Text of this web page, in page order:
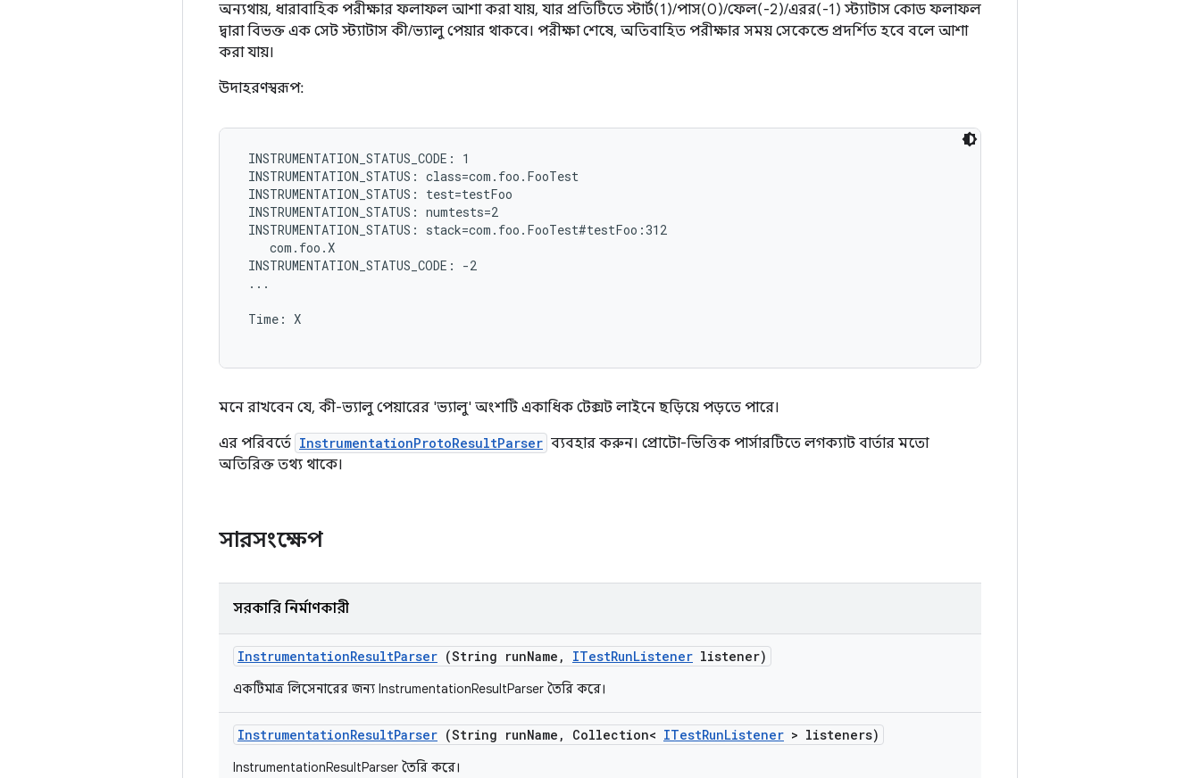
অন্যথায়, ধারাবাহিক পরীক্ষার ফলাফল আশা করা যায়, যার প্রতিটিতে স্টার্ট(1)/পাস(0)/ফেল(-2)/এরর(-1) স্ট্যাটাস কোড ফলাফল
দ্বারা বিভক্ত এক সেট স্ট্যাটাস কী/ভ্যালু পেয়ার থাকবে। পরীক্ষা শেষে, অতিবাহিত পরীক্ষার সময় সেকেন্ডে প্রদর্শিত হবে বলে আশা
করা যায়।
উদাহরণস্বরূপ:
INSTRUMENTATION_STATUS_CODE: 1
INSTRUMENTATION_STATUS: class=com.foo.FooTest
INSTRUMENTATION_STATUS: test=testFoo
INSTRUMENTATION_STATUS: numtests=2
INSTRUMENTATION_STATUS: stack=com.foo.FooTest#testFoo:312
    com.foo.X
INSTRUMENTATION_STATUS_CODE: -2
...
Time: X
মনে রাখবেন যে, কী-ভ্যালু পেয়ারের 'ভ্যালু' অংশটি একাধিক টেক্সট লাইনে ছড়িয়ে পড়তে পারে।
এর পরিবর্তে InstrumentationProtoResultParser ব্যবহার করুন। প্রোটো-ভিত্তিক পার্সারটিতে লগক্যাট বার্তার মতো
অতিরিক্ত তথ্য থাকে।
সারসংক্ষেপ
সরকারি নির্মাণকারী
InstrumentationResultParser (String runName , ITestRunListener listener)
একটিমাত্র লিসেনারের জন্য InstrumentationResultParser তৈরি করে।
InstrumentationResultParser (String runName , Collection< ITestRunListener > listeners)
InstrumentationResultParser তৈরি করে।